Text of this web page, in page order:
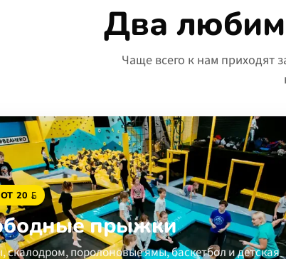
Два
Чаще всего к нам приходят
20
прыжки
скалодром, поролоновые ямы, баскетбол и детская